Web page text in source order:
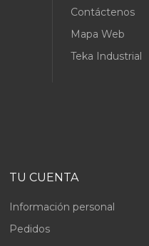
Contáctenos
Mapa Web
Teka Industrial
TU CUENTA
Información personal
Pedidos